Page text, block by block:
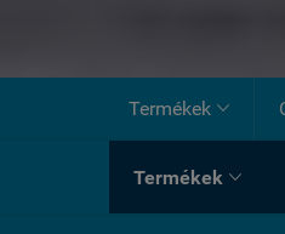
Termékek 
Termékek 